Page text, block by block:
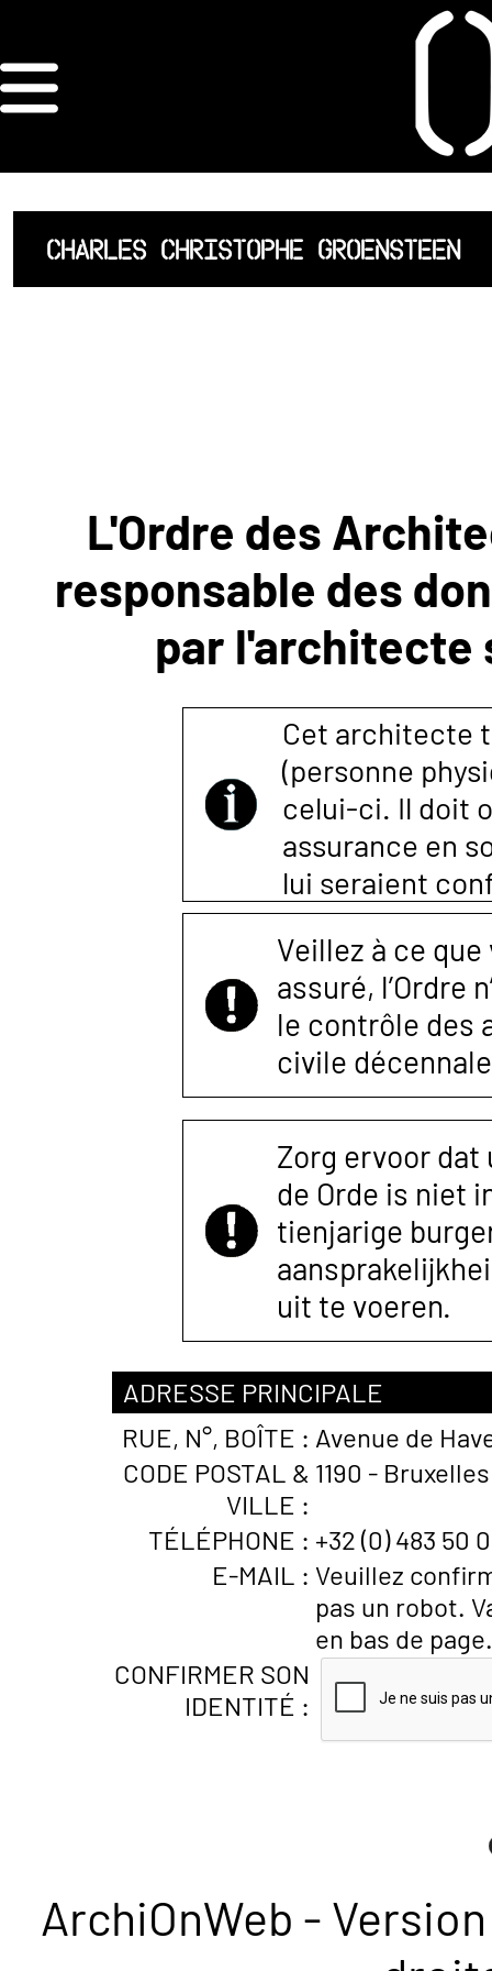
ORDRE DES
ARCHITECTES
ACCUEIL
LISTE DES
NOUS
CONTACTER
CHARLES CHRISTOPHE GROENSTEEN
L'Ordre des
responsable des
par l'architecte
Cet architecte
(personne
celui-ci. Il doit
assurance en
lui seraient
Veillez à ce
assuré, l’Ordre
le contrôle des
civile
Zorg ervoor
de Orde is niet
tienjarige
uit te voeren.
ADRESSE PRINCIPALE
RUE, N°, BOÎTE : Avenue de
CODE POSTAL &
VILLE :
1190 -
TÉLÉPHONE : +32 (0) 483 50
E-MAIL : Veuillez
pas un robot.
en bas de page.
CONFIRMER SON
IDENTITÉ :
ArchiOnWeb -